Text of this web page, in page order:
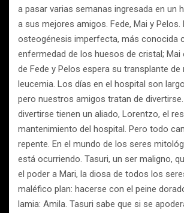
a pasar varias semanas ingresada en un
a sus mejores amigos. Fede, Mai y Pelos.
osteogénesis imperfecta, más conocida
enfermedad de los huesos de cristal; Mai
de Fede y Pelos espera su transplante de
leucemia. Los días en el hospital son
pero nuestros amigos tratan de
divertirse tienen un aliado, Lorentzo, el
mantenimiento del hospital. Pero todo
repente. En el mundo de los seres
está ocurriendo. Tasuri, un ser maligno,
el poder a Mari, la diosa de todos los
maléfico plan: hacerse con el peine
lamia: Amila. Tasuri sabe que si se